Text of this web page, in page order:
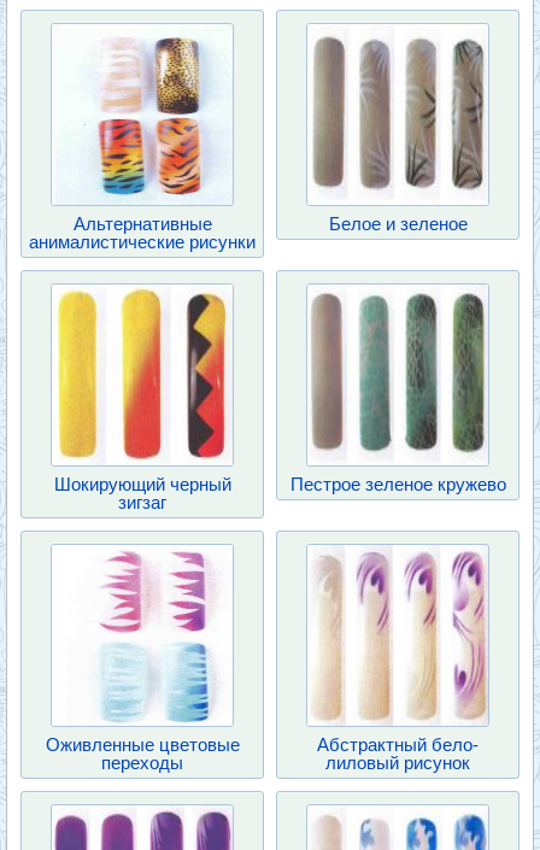
Альтернативные
анималистические рисунки
Белое и зеленое
Шокирующий черный
зигзаг
Пестрое зеленое кружево
Оживленные цветовые
переходы
Абстрактный бело-
лиловый рисунок